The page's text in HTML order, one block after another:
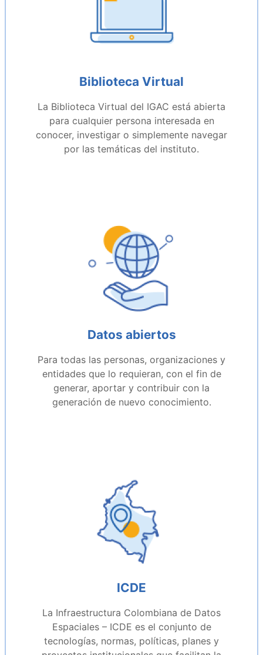
Biblioteca Virtual
La Biblioteca Virtual del IGAC está abierta
para cualquier persona interesada en
conocer, investigar o simplemente navegar
por las temáticas del instituto.
Datos abiertos
Para todas las personas, organizaciones y
entidades que lo requieran, con el fin de
generar, aportar y contribuir con la
generación de nuevo conocimiento.
ICDE
La Infraestructura Colombiana de Datos
Espaciales – ICDE es el conjunto de
tecnologías, normas, políticas, planes y